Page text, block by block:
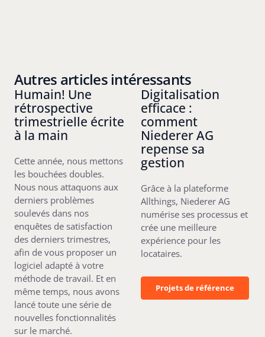
Autres articles intéressants
Humain! Une
rétrospective
trimestrielle écrite
à la main
Cette année, nous mettons
les bouchées doubles.
Nous nous attaquons aux
derniers problèmes
soulevés dans nos
enquêtes de satisfaction
des derniers trimestres,
afin de vous proposer un
logiciel adapté à votre
méthode de travail. Et en
même temps, nous avons
lancé toute une série de
nouvelles fonctionnalités
sur le marché.
Digitalisation
efficace :
comment
Niederer AG
repense sa
gestion
Grâce à la plateforme
Allthings, Niederer AG
numérise ses processus et
crée une meilleure
expérience pour les
locataires.
Projets de référence
Projets de référence